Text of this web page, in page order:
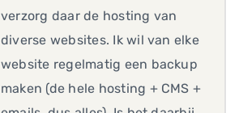
verzorg daar de hosting van
diverse websites. Ik wil van elke
website regelmatig een backup
maken (de hele hosting + CMS +